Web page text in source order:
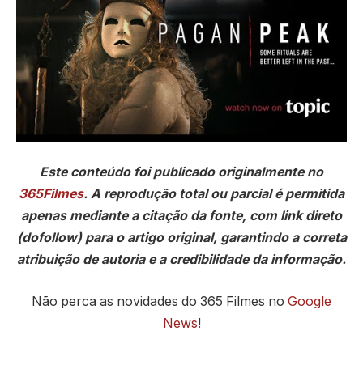
Este conteúdo foi publicado originalmente no
365Filmes. A reprodução total ou parcial é permitida
apenas mediante a citação da fonte, com link direto
(dofollow) para o artigo original, garantindo a correta
atribuição de autoria e a credibilidade da informação.
Não perca as novidades do 365 Filmes no Google
News!